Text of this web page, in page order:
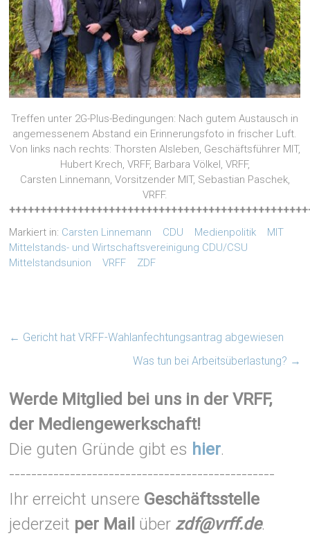
Treffen unter 2G-Plus-Bedingungen: Nach gutem Austausch in
angemessenem Abstand ein Erinnerungsfoto in frischer Luft.
Von links nach rechts: Thorsten Alsleben, Geschäftsführer MIT,
Hubert Krech, VRFF, Barbara Völkel, VRFF,
Carsten Linnemann, Vorsitzender MIT, Sebastian Paschek,
VRFF.
Markiert in: Carsten Linnemann CDU Medienpolitik
MIT
Mittelstands- und Wirtschaftsvereinigung CDU/CSU
Mittelstandsunion
VRFF ZDF
← Gericht hat VRFF-Wahlanfechtungsantrag abgewiesen
Was tun bei Arbeitsüberlastung? →
Werde Mitglied bei uns in der VRFF,
der Mediengewerkschaft!
Die guten Gründe gibt es hier.
------------------------------------------------
Ihr erreicht unsere Geschäftsstelle
jederzeit per Mail über zdf@vrff.de.